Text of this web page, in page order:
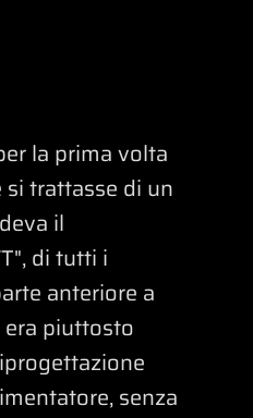
la prima volta
trattasse di un
il
di tutti i
anteriore a
era piuttosto
senza